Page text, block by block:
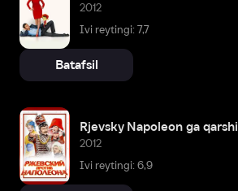
2012
Ivi reytingi: 7,7
Batafsil
Rjevsky Napoleon ga qarshi
2012
Ivi reytingi: 6,9